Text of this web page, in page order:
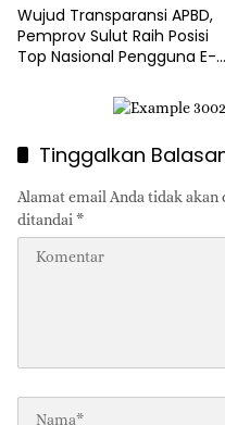
Wujud Transparansi APBD,
Pemprov Sulut Raih Posisi
Top Nasional Pengguna E-
Tinggalkan
Alamat email Anda tidak
ditandai *